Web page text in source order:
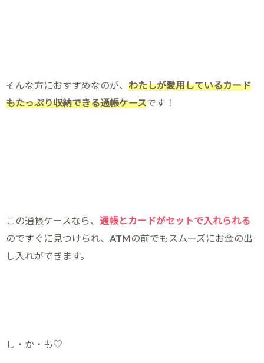
そんな方におすすめなのが、 わたしが愛用しているカード
もたっぷり収納できる通帳ケースです！
この通帳ケースなら、 通帳とカードがセットで入れられる
のですぐに見つけられ、ATMの前でもスムーズにお金の出
し入れができます。
し・か・も♡